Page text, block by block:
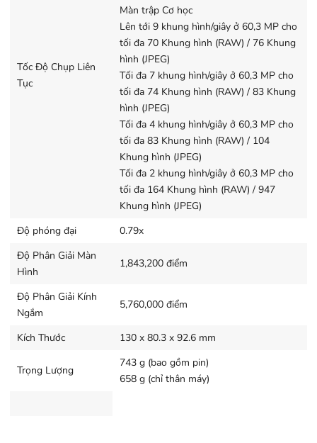
phóng kỹ thuật số mô phỏng hoạt động với các ống
kính có tiêu cự khác nhau: crop 1,25x mô phỏng tiêu cự
35mm, crop 1,8x mô phỏng tiêu cự 50mm, crop 2,7x
mô phỏng tiêu cự 75mm và crop 3,2x mô phỏng tiêu cự
90mm.
Công nghệ Triple Resolution
Bên cạnh cảm biến CMOS full-frame 60MP, Leica
Q3 còn được thừa hưởng công nghệ Triple Resolution
tiên tiến với quá trình tạo pixel độc đáo. Các nhiếp ảnh
gia có thể linh hoạt chụp những bức ảnh ở 3 độ phân giải
giải, máy ảnh sẽ sử dụng toàn bộ vùng cảm biến và cung
cấp hình ảnh với chế độ màu 14 bit phong phú cùng dải
dynamic range lên đến 14 stop.
Bộ xử lý hình ảnh Maestro IV
Nhà sản xuất Leica đã giới thiệu một thế hệ xử lý mới -
Tốc Độ Chụp Liên
Tục
Màn trập Cơ học
Lên tới 9 khung hình/giây ở 60,3 MP cho
tối đa 70 Khung hình (RAW) / 76 Khung
hình (JPEG)
Tối đa 7 khung hình/giây ở 60,3 MP cho
tối đa 74 Khung hình (RAW) / 83 Khung
hình (JPEG)
Tối đa 4 khung hình/giây ở 60,3 MP cho
tối đa 83 Khung hình (RAW) / 104
Khung hình (JPEG)
Tối đa 2 khung hình/giây ở 60,3 MP cho
tối đa 164 Khung hình (RAW) / 947
Khung hình (JPEG)
Độ phóng đại
0.79x
Độ Phân Giải Màn
Hình
1,843,200 điểm
Độ Phân Giải Kính
Ngắm
5,760,000 điểm
Kích Thước 130 x 80.3 x 92.6 mm
Trọng Lượng
743 g (bao gồm pin)
658 g (chỉ thân máy)